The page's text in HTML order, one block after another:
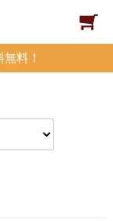
料！